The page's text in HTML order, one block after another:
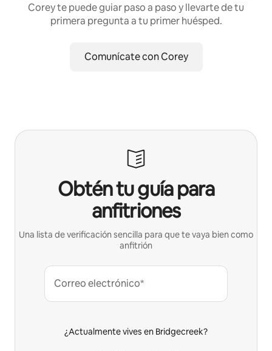
Corey te puede guiar paso a paso y llevarte de tu
primera pregunta a tu primer huésped.
Comunícate con Corey
Obtén tu guía para
anfitriones
Una lista de verificación sencilla para que te vaya bien como
anfitrión
Correo electrónico*
¿Actualmente vives en Bridgecreek?